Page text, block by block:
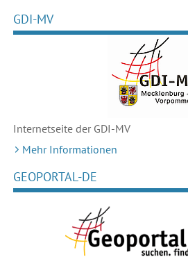
GDI-MV
Internetseite der GDI-MV
Mehr Informationen
GEOPORTAL-DE